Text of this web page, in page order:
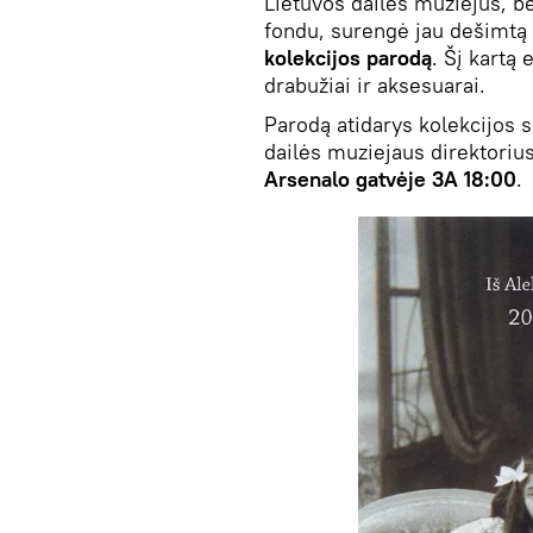
fondu, surengė jau
kolekcijos parodą. Šį kartą
drabužiai ir aksesuarai.
Parodą atidarys kolekcijos
dailės muziejaus
Arsenalo gatvėje 3A 18:00.